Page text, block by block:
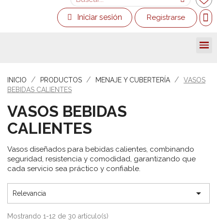
Iniciar sesión Registrarse
INICIO PRODUCTOS MENAJE Y CUBERTERÍA
VASOS
BEBIDAS CALIENTES
VASOS BEBIDAS
CALIENTES
Vasos diseñados para bebidas calientes, combinando
seguridad, resistencia y comodidad, garantizando que
cada servicio sea práctico y confiable.
Relevancia 
Mostrando 1-12 de 30 artículo(s)